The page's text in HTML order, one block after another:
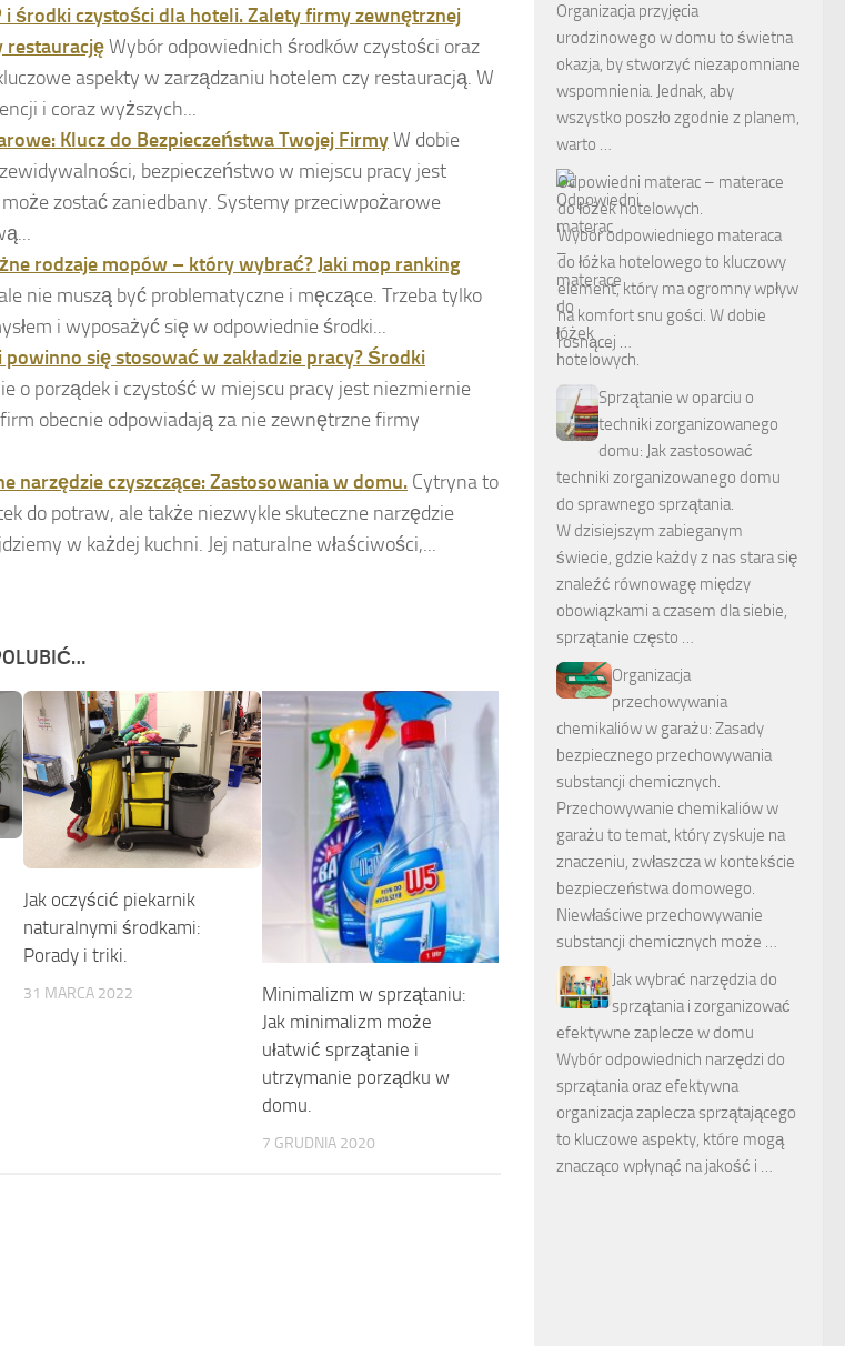
i środki czystości dla hoteli. Zalety firmy zewnętrznej
restauracjęWybór odpowiednich środków czystości oraz
aspekty w zarządzaniu hotelem czy restauracją. W
i coraz wyższych...
Klucz do Bezpieczeństwa Twojej FirmyW dobie
bezpieczeństwo w miejscu pracy jest
zostać zaniedbany. Systemy przeciwpożarowe
rodzaje mopów – który wybrać? Jaki mop ranking
nie muszą być problematyczne i męczące. Trzeba tylko
i wyposażyć się w odpowiednie środki...
się stosować w zakładzie pracy? Środki
o porządek i czystość w miejscu pracy jest niezmiernie
obecnie odpowiadają za nie zewnętrzne firmy
narzędzie czyszczące: Zastosowania w domu. Cytryna to
do potraw, ale także niezwykle skuteczne narzędzie
w każdej kuchni. Jej naturalne właściwości,...
Jak oczyścić piekarnik
naturalnymi środkami:
Porady i triki.
31 MARCA 2022
Minimalizm w sprzątaniu:
Jak minimalizm może
ułatwić sprzątanie i
utrzymanie porządku w
domu.
7 GRUDNIA 2020
Organizacja przyjęcia
urodzinowego w domu to świetna
okazja, by stworzyć niezapomniane
wspomnienia. Jednak, aby
wszystko poszło zgodnie z planem,
warto …
Odpowiedni materac – materace
do łóżek hotelowych.
Wybór odpowiedniego materaca
do łóżka hotelowego to kluczowy
element, który ma ogromny wpływ
na komfort snu gości. W dobie
rosnącej …
Sprzątanie w oparciu o
techniki zorganizowanego
domu: Jak zastosować
techniki zorganizowanego domu
do sprawnego sprzątania.
W dzisiejszym zabieganym
świecie, gdzie każdy z nas stara się
znaleźć równowagę między
obowiązkami a czasem dla siebie,
sprzątanie często …
Organizacja
przechowywania
chemikaliów w garażu: Zasady
bezpiecznego przechowywania
substancji chemicznych.
Przechowywanie chemikaliów w
garażu to temat, który zyskuje na
znaczeniu, zwłaszcza w kontekście
bezpieczeństwa domowego.
Niewłaściwe przechowywanie
substancji chemicznych może …
Jak wybrać narzędzia do
sprzątania i zorganizować
efektywne zaplecze w domu
Wybór odpowiednich narzędzi do
sprzątania oraz efektywna
organizacja zaplecza sprzątającego
to kluczowe aspekty, które mogą
znacząco wpłynąć na jakość i …